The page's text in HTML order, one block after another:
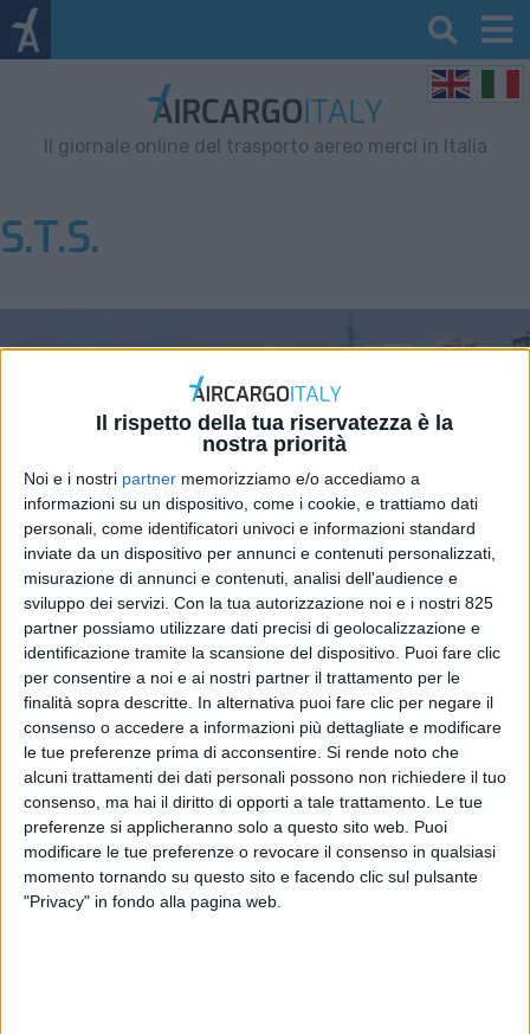
Il rispetto della tua riservatezza è la
nostra priorità
Noi e i nostri partner memorizziamo e/o accediamo a
informazioni su un dispositivo, come i cookie, e trattiamo dati
personali, come identificatori univoci e informazioni standard
inviate da un dispositivo per annunci e contenuti personalizzati,
misurazione di annunci e contenuti, analisi dell'audience e
sviluppo dei servizi. Con la tua autorizzazione noi e i nostri 825
partner possiamo utilizzare dati precisi di geolocalizzazione e
identificazione tramite la scansione del dispositivo. Puoi fare clic
per consentire a noi e ai nostri partner il trattamento per le
finalità sopra descritte. In alternativa puoi fare clic per negare il
consenso o accedere a informazioni più dettagliate e modificare
le tue preferenze prima di acconsentire. Si rende noto che
alcuni trattamenti dei dati personali possono non richiedere il tuo
consenso, ma hai il diritto di opporti a tale trattamento. Le tue
preferenze si applicheranno solo a questo sito web. Puoi
modificare le tue preferenze o revocare il consenso in qualsiasi
momento tornando su questo sito e facendo clic sul pulsante
"Privacy" in fondo alla pagina web.
Il giornale online del trasporto aereo merci in Italia
S.T.S.
Il consorzio Goas vuole fare
decollare il cargo aereo a
Genova
ITALIA 8 GENNAIO 2023